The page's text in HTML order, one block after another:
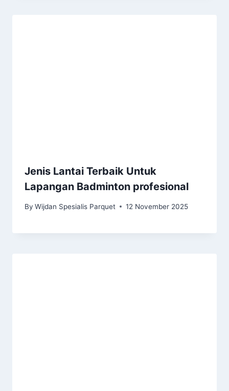
Jenis Lantai Terbaik Untuk
Lapangan Badminton profesional
By Wijdan Spesialis Parquet 12 November 2025